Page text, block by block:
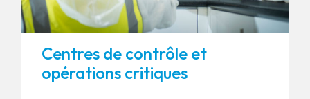
Centres de contrôle et
opérations critiques